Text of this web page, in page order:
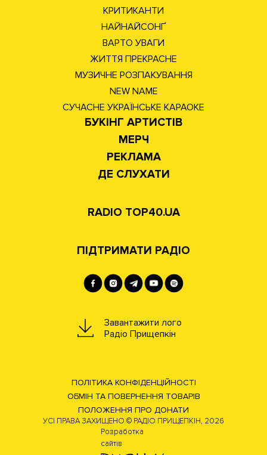
КРИТИКАНТИ
НАЙНАЙСОНҐ
ВАРТО УВАГИ
ЖИТТЯ ПРЕКРАСНЕ
МУЗИЧНЕ РОЗПАКУВАННЯ
NEW NAME
СУЧАСНЕ УКРАЇНСЬКЕ КАРАОКЕ
БУКІНГ АРТИСТІВ
МЕРЧ
РЕКЛАМА
ДЕ СЛУХАТИ
RADIO TOP40.UA
ПІДТРИМАТИ РАДІО
Завантажити лого
Радіо Прищепкін
ПОЛІТИКА КОНФІДЕНЦІЙНОСТІ
ОБМІН ТА ПОВЕРНЕННЯ ТОВАРІВ
ПОЛОЖЕННЯ ПРО ДОНАТИ
УСІ ПРАВА ЗАХИЩЕНО © РАДІО ПРИЩЕПКІН, 2026
Розработка
сайтів